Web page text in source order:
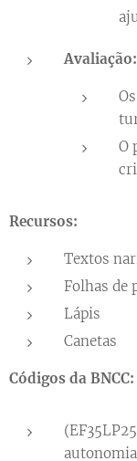
Avaliação:
O
Recursos:
Textos
Folhas de
Lápis
Canetas
Códigos da BNCC: